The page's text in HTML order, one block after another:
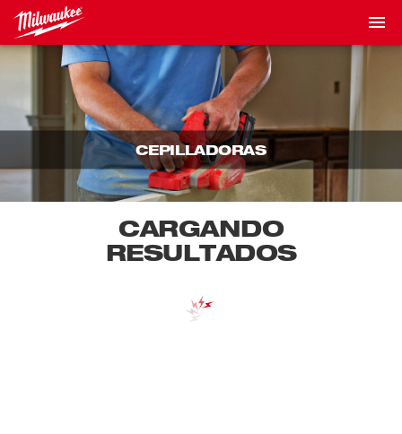
CEPILLADORAS
CARGANDO
RESULTADOS